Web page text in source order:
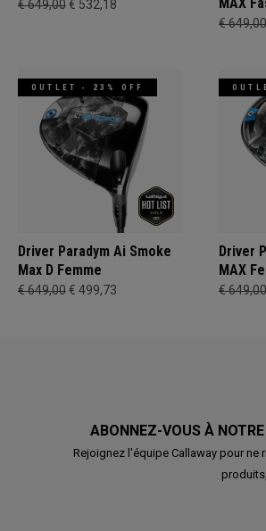
€ 649,00€ 532,18
€ 649,00
OUTLET - 23% OFF
Driver Paradym Ai Smoke
Max D Femme
€ 649,00€ 499,73
Driver
MAX
€ 649,00
ABONNEZ-VOUS À
Rejoignez l'équipe Callaway pour ne